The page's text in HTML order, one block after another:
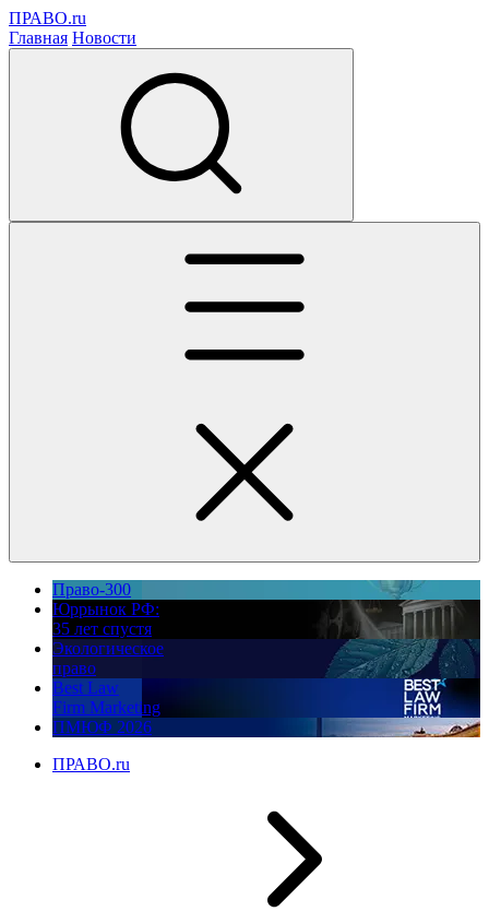
ПРАВО.ru
Главная Новости
Право-300
Юррынок РФ:
35 лет спустя
Экологическое
право
Best Law
Firm Marketing
ПМЮФ 2026
ПРАВО.ru